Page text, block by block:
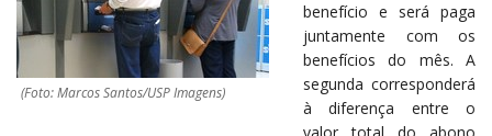
(Foto: Marcos Santos/USP Imagens)
benefício e será paga
juntamente com os
benefícios do mês. A
segunda corresponderá
à diferença entre o